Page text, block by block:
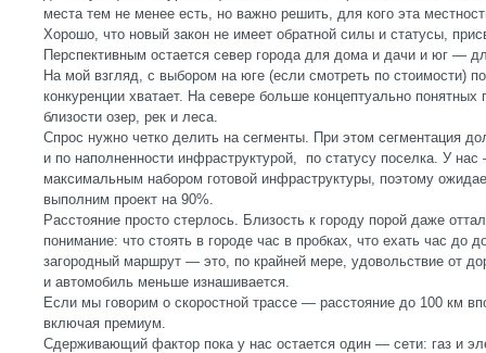
места тем не менее есть, но важно решить, для кого эта
Хорошо, что новый закон не имеет обратной силы и статусы,
Перспективным остается север города для дома и дачи и юг —
На мой взгляд, с выбором на юге (если смотреть по стоимости)
конкуренции хватает. На севере больше концептуально
близости озер, рек и леса.
Спрос нужно четко делить на сегменты. При этом сегментация
и по наполненности инфраструктурой, по статусу поселка. У
максимальным набором готовой инфраструктуры, поэтому
выполним проект на 90%.
Расстояние просто стерлось. Близость к городу порой даже
понимание: что стоять в городе час в пробках, что ехать час до
загородный маршрут — это, по крайней мере, удовольствие от
и автомобиль меньше изнашивается.
Если мы говорим о скоростной трассе — расстояние до 100 км
включая премиум.
Сдерживающий фактор пока у нас остается один — сети: газ и